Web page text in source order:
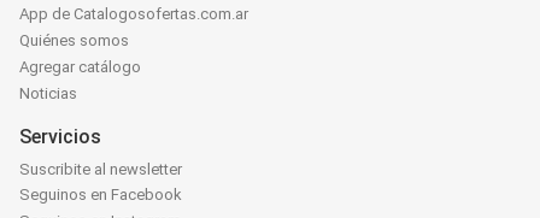
App de Catalogosofertas.com.ar
Quiénes somos
Agregar catálogo
Noticias
Servicios
Suscribite al newsletter
Seguinos en Facebook